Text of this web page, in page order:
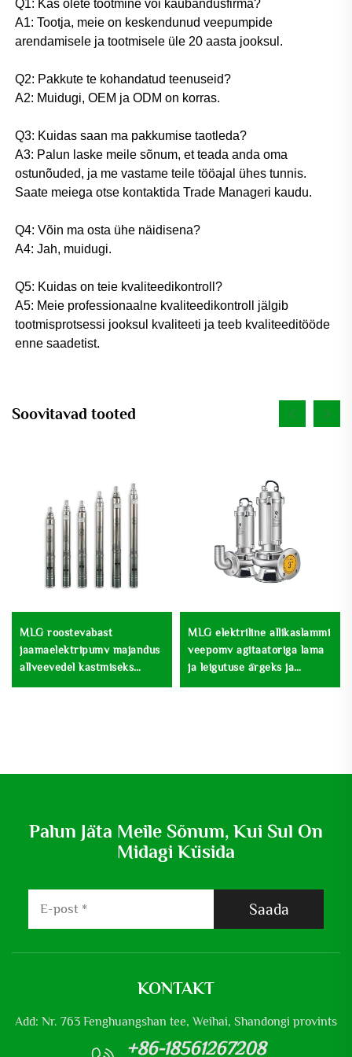
Q1: Kas olete tootmine või kaubandusfirma?
A1: Tootja, meie on keskendunud veepumpide
arendamisele ja tootmisele üle 20 aasta jooksul.
Q2: Pakkute te kohandatud teenuseid?
A2: Muidugi, OEM ja ODM on korras.
Q3: Kuidas saan ma pakkumise taotleda?
A3: Palun laske meile sõnum, et teada anda oma
ostunõuded, ja me vastame teile tööajal ühes tunnis.
Saate meiega otse kontaktida Trade Manageri kaudu.
Q4: Võin ma osta ühe näidisena?
A4: Jah, muidugi.
Q5: Kuidas on teie kvaliteedikontroll?
A5: Meie professionaalne kvaliteedikontroll jälgib
tootmisprotsessi jooksul kvaliteeti ja teeb kvaliteeditööde
enne saadetist.
Soovitavad tooted
MLG roostevabast
jaamaelektripumv majandus
allveevedel kastmiseks
MLG elektriline allikaslammi
veepomv agitaatoriga lama
ja leigutuse ärgeks ja
Palun Jäta Meile Sõnum, Kui Sul On
Midagi Küsida
Saada
KONTAKT
Add: Nr. 763 Fenghuangshan tee, Weihai, Shandongi provints
+86-18561267208